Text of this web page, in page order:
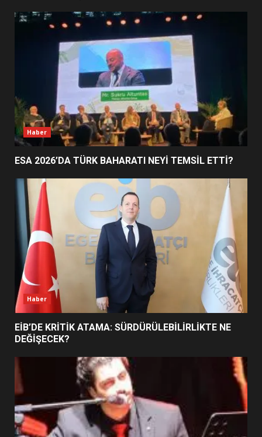
EİB’DE KRİTİK ATAMA:
SÜRDÜRÜLEBİLİRLİKTE NE
DEĞİŞECEK?
4
EDREMİT’İN GURURU TÜRKİYE
FİNALİNDE NE BAŞARDI?
5
UZATILDI: NE DEĞİŞTİ?
6
BURHANİYE SATRANÇ
TURNUVASI KAYITLARI NEYİ
DEĞİŞTİRİYOR?
BURHANİYE BELEDİYESPOR’DA
YENİ YÖNETİM NASIL
Haber
ESA 2026’DA TÜRK BAHARATI NEYİ TEMSİL ETTİ?
Haber
EİB’DE KRİTİK ATAMA: SÜRDÜRÜLEBİLİRLİKTE NE
DEĞİŞECEK?